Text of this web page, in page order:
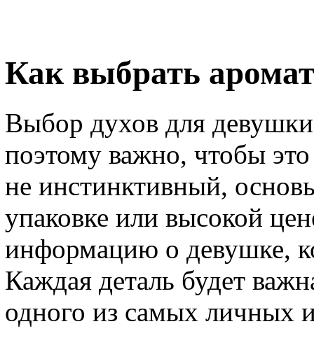
Как выбрать
Выбор духов для
поэтому важно, чтобы
не инстинктивный,
упаковке или высокой
информацию о девушке,
Каждая деталь будет
одного из самых личных